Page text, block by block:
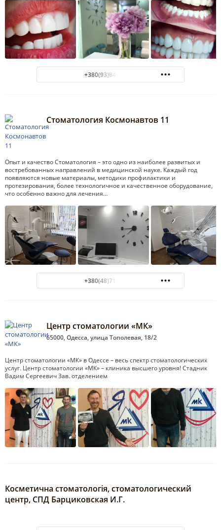
+380(93)849-20-16
Стоматология Космонавтов 11
Опыт и качество Стоматология – это одно из наиболее развитых и
востребованных направлений в медицинской науке. Каждый год
появляются новые материалы, методики профилактики и
протезирования, более технологичное и качественное оборудование,
что особенно важно для лечения…
+380(48)714-62-62
Центр стоматологии «МК»
65000, Одесса, улица Тополевая, 18/2
Центр стоматологии «МК» в Одессе – весь спектр стоматологических
услуг. Центр стоматологии «МК» – клиника высшего уровня! Стадник
Вадим Сергеевич Зав. отделением
Косметична стоматологія, стоматологический
центр, СПД Барциковская И.Г.